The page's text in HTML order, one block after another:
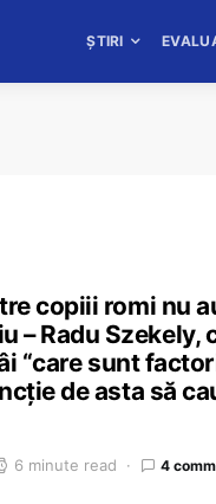
ȘTIRI
copiii romi nu
– Radu
“care sunt
de asta să
6 minute read 4